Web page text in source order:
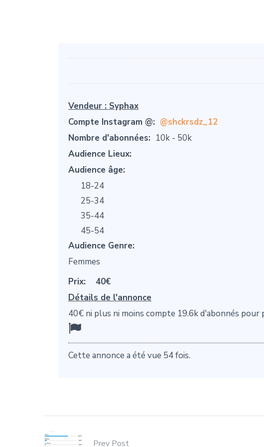
Vendeur : Syphax
Compte Instagram @: @shckrsdz_12
Nombre d'abonnées: 10k - 50k
Audience Lieux:
Audience âge:
18-24
25-34
35-44
45-54
Audience Genre:
Femmes
Prix:
40€
Détails de l'annonce
40€ ni plus ni moins compte 19.6k d'abonnés
Cette annonce a été vue 54 fois.
Prev Post